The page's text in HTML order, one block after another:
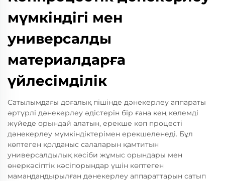
мүмкіндігі мен
универсалды
материалдарға
үйлесімділік
Сатылымдағы доғалық пішінде дәнекерлеу аппараты
әртүрлі дәнекерлеу әдістерін бір ғана кең көлемді
жүйеде орындай алатын, ерекше көп процесті
дәнекерлеу мүмкіндіктерімен ерекшеленеді. Бұл
көптеген қолданыс салаларын қамтитын
универсалдылық кәсіби жұмыс орындары мен
өнеркәсіптік кәсіпорындар үшін көптеген
мамандандырылған дәнекерлеу аппараттарын сатып